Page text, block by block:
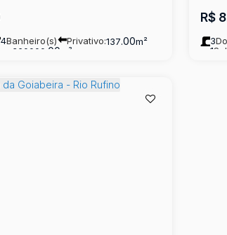
4Banheiro(s) Privativo:137.00m²
360000 .00 m²
R$
3
1